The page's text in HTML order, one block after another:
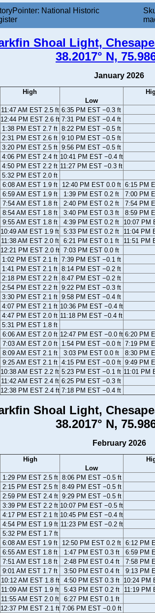
National Historic
Shoal Light,
38.2017° N,
January 2026
High
Low
11:47 AM EST 2.5 ft 6:35 PM EST −0.3 ft
12:44 PM EST 2.6 ft 7:31 PM EST −0.4 ft
1:38 PM EST 2.7 ft 8:22 PM EST −0.5 ft
2:31 PM EST 2.6 ft 9:10 PM EST −0.5 ft
3:20 PM EST 2.5 ft 9:56 PM EST −0.5 ft
4:06 PM EST 2.4 ft 10:41 PM EST −0.4 ft
4:50 PM EST 2.2 ft 11:27 PM EST −0.3 ft
5:32 PM EST 2.0 ft
6:08 AM EST 1.9 ft 12:40 PM EST 0.0 ft 6:15 PM
6:59 AM EST 1.9 ft 1:39 PM EST 0.2 ft 7:00 PM
7:54 AM EST 1.8 ft 2:40 PM EST 0.2 ft 7:54 PM
8:54 AM EST 1.8 ft 3:40 PM EST 0.3 ft 8:59 PM
9:55 AM EST 1.8 ft 4:39 PM EST 0.2 ft 10:07 PM
10:49 AM EST 1.9 ft 5:33 PM EST 0.2 ft 11:04 PM
11:38 AM EST 2.0 ft 6:21 PM EST 0.1 ft 11:51 PM
12:21 PM EST 2.0 ft 7:03 PM EST 0.0 ft
1:02 PM EST 2.1 ft 7:39 PM EST −0.1 ft
1:41 PM EST 2.1 ft 8:14 PM EST −0.2 ft
2:18 PM EST 2.2 ft 8:47 PM EST −0.2 ft
2:54 PM EST 2.2 ft 9:22 PM EST −0.3 ft
3:30 PM EST 2.1 ft 9:58 PM EST −0.4 ft
4:07 PM EST 2.1 ft 10:36 PM EST −0.4 ft
4:47 PM EST 2.0 ft 11:18 PM EST −0.4 ft
5:31 PM EST 1.8 ft
6:06 AM EST 2.0 ft 12:47 PM EST −0.0 ft 6:20 PM
7:03 AM EST 2.0 ft 1:54 PM EST −0.0 ft 7:19 PM
8:09 AM EST 2.1 ft 3:03 PM EST 0.0 ft 8:30 PM
9:25 AM EST 2.1 ft 4:15 PM EST −0.0 ft 9:49 PM
10:38 AM EST 2.2 ft 5:23 PM EST −0.1 ft 11:01 PM
11:42 AM EST 2.4 ft 6:25 PM EST −0.3 ft
12:38 PM EST 2.4 ft 7:18 PM EST −0.4 ft
Shoal Light,
38.2017° N,
February 2026
High
Low
1:29 PM EST 2.5 ft 8:06 PM EST −0.5 ft
2:15 PM EST 2.5 ft 8:49 PM EST −0.5 ft
2:59 PM EST 2.4 ft 9:29 PM EST −0.5 ft
3:39 PM EST 2.2 ft 10:07 PM EST −0.5 ft
4:17 PM EST 2.1 ft 10:45 PM EST −0.4 ft
4:54 PM EST 1.9 ft 11:23 PM EST −0.2 ft
5:32 PM EST 1.7 ft
6:08 AM EST 1.9 ft 12:50 PM EST 0.2 ft 6:12 PM
6:55 AM EST 1.8 ft 1:47 PM EST 0.3 ft 6:59 PM
7:51 AM EST 1.8 ft 2:48 PM EST 0.4 ft 7:58 PM
9:01 AM EST 1.7 ft 3:50 PM EST 0.4 ft 9:13 PM
10:12 AM EST 1.8 ft 4:50 PM EST 0.3 ft 10:24 PM
11:09 AM EST 1.9 ft 5:43 PM EST 0.2 ft 11:19 PM
11:55 AM EST 2.0 ft 6:27 PM EST 0.1 ft
12:37 PM EST 2.1 ft 7:06 PM EST −0.0 ft